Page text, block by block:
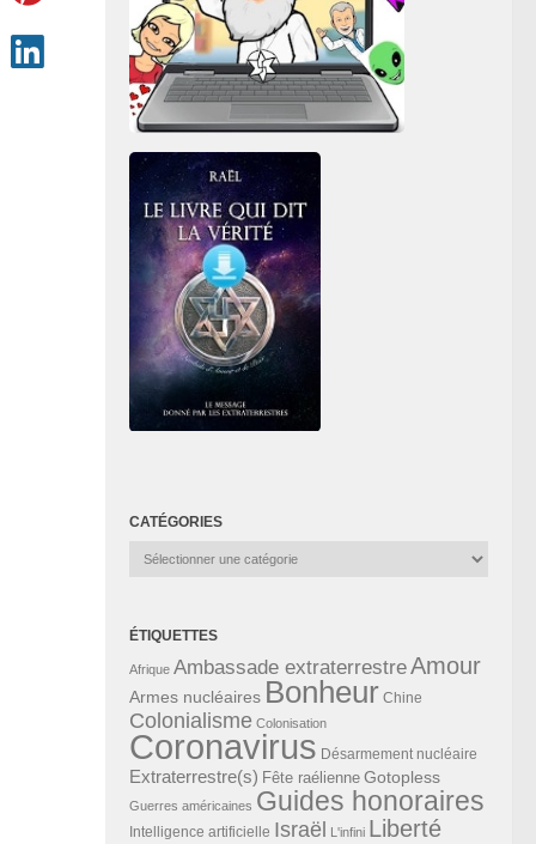
CATÉGORIES
Catégories
ÉTIQUETTES
Afrique Ambassade extraterrestreAmour
Armes nucléaires Bonheur Chine
Colonialisme Colonisation
Coronavirus Désarmement nucléaire
Extraterrestre(s) Fête raélienne Gotopless
Guerres américaines Guides honoraires
Intelligence artificielle Israël L'infini Liberté